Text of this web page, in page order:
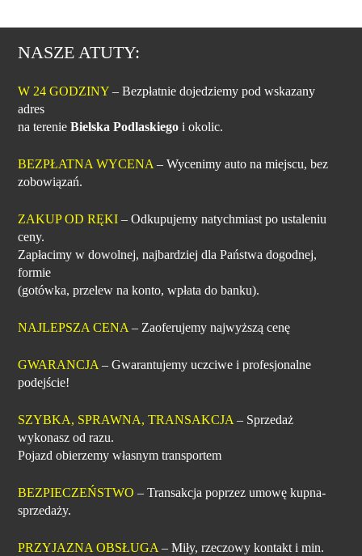
NASZE ATUTY:
W 24 GODZINY – Bezpłatnie dojedziemy pod wskazany
adres
na terenieBielska Podlaskiego i okolic.
BEZPŁATNA WYCENA – Wycenimy auto na miejscu, bez
zobowiązań.
ZAKUP OD RĘKI – Odkupujemy natychmiast po ustaleniu
ceny.
Zapłacimy w dowolnej, najbardziej dla Państwa dogodnej,
formie
(gotówka, przelew na konto, wpłata do banku).
NAJLEPSZA CENA – Zaoferujemy najwyższą cenę
GWARANCJA – Gwarantujemy uczciwe i profesjonalne
podejście!
SZYBKA, SPRAWNA, TRANSAKCJA – Sprzedaż
wykonasz od razu.
Pojazd obierzemy własnym transportem
BEZPIECZEŃSTWO – Transakcja poprzez umowę kupna-
sprzedaży.
PRZYJAZNA OBSŁUGA – Miły, rzeczowy kontakt i min.